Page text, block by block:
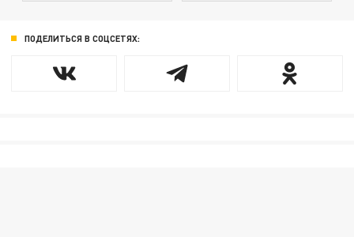
ПОДЕЛИТЬСЯ В СОЦСЕТЯХ: